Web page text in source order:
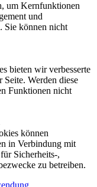
um Kernfunktionen
und
Sie können nicht
bieten wir verbesserte
Werden diese
Funktionen nicht
können
in Verbindung mit
Sicherheits-,
zu betreiben.